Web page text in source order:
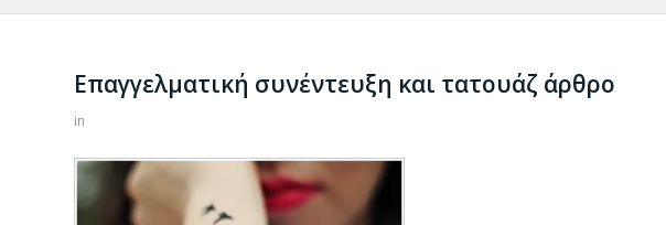
Επαγγελματική συνέντευξη και τατουάζ άρθρο
in